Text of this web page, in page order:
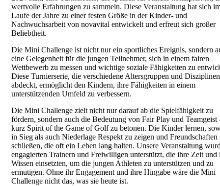
wertvolle Erfahrungen zu sammeln. Diese Veranstaltung hat sich
Laufe der Jahre zu einer festen Größe in der Kinder- und
Nachwuchsarbeit von novavital entwickelt und erfreut sich großer
Beliebtheit.
Die Mini Challenge ist nicht nur ein sportliches Ereignis, sondern
eine Gelegenheit für die jungen Teilnehmer, sich in einem fairen
Wettbewerb zu messen und wichtige soziale Fähigkeiten zu
Diese Turnierserie, die verschiedene Altersgruppen und Disziplinen
abdeckt, ermöglicht den Kindern, ihre Fähigkeiten in einem
unterstützenden Umfeld zu verbessern.
Die Mini Challenge zielt nicht nur darauf ab die Spielfähigkeit zu
fördern, sondern auch die Bedeutung von Fair Play und Teamgeist
kurz Spirit of the Game of Golf zu betonen. Die Kinder lernen,
in Sieg als auch Niederlage Respekt zu zeigen und Freundschaften
schließen, die oft ein Leben lang halten. Unsere Veranstaltung
engagierten Trainern und Freiwilligen unterstützt, die ihre Zeit und
Wissen einsetzten, um die jungen Athleten zu unterstützen und zu
ermutigen. Ohne ihr Engagement und ihre Hingabe wäre die Mini
Challenge nicht das, was sie heute ist.